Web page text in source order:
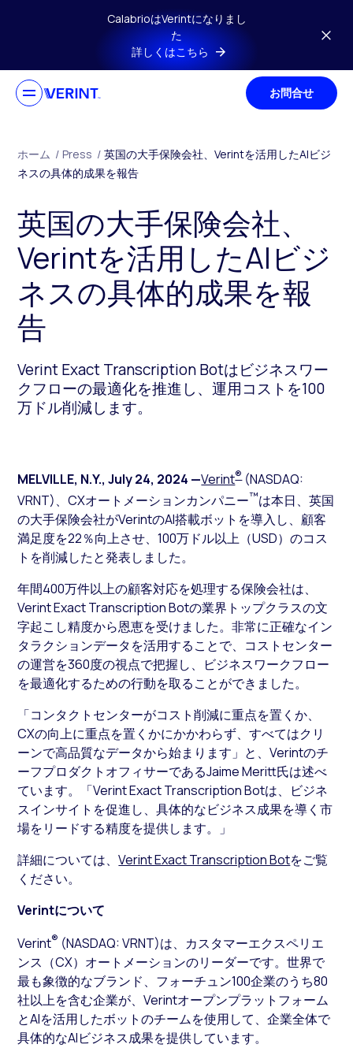
メインコンテンツにスキップ
CalabrioはVerintになりまし
た
詳しくはこちら
お問合せ
ホーム / Press / 英国の大手保険会社、Verintを活用したAIビジ
ネスの具体的成果を報告
英国の大手保険会社、
Verintを活用したAIビジ
ネスの具体的成果を報
告
Verint Exact Transcription Botはビジネスワー
クフローの最適化を推進し、運用コストを100
万ドル削減します。
MELVILLE, N.Y.,July 24, 2024 —Verint®(NASDAQ:
VRNT)、CXオートメーションカンパニー™は本日、英国
の大手保険会社がVerintのAI搭載ボットを導入し、顧客
満足度を22％向上させ、100万ドル以上（USD）のコス
トを削減したと発表しました。
年間400万件以上の顧客対応を処理する保険会社は、
Verint Exact Transcription Botの業界トップクラスの文
字起こし精度から恩恵を受けました。非常に正確なイン
タラクションデータを活用することで、コストセンター
の運営を360度の視点で把握し、ビジネスワークフロー
を最適化するための行動を取ることができました。
「コンタクトセンターがコスト削減に重点を置くか、
CXの向上に重点を置くかにかかわらず、すべてはクリ
ーンで高品質なデータから始まります」と、Verintのチ
ーフプロダクトオフィサーであるJaime Meritt氏は述べ
ています。「Verint Exact Transcription Botは、ビジネ
スインサイトを促進し、具体的なビジネス成果を導く市
場をリードする精度を提供します。」
詳細については、Verint Exact Transcription Botをご覧
ください。
Verintについて
Verint® (NASDAQ: VRNT)は、カスタマーエクスペリエ
ンス（CX）オートメーションのリーダーです。世界で
最も象徴的なブランド、フォーチュン100企業のうち80
社以上を含む企業が、Verintオープンプラットフォーム
とAIを活用したボットのチームを使用して、企業全体で
具体的なAIビジネス成果を提供しています。